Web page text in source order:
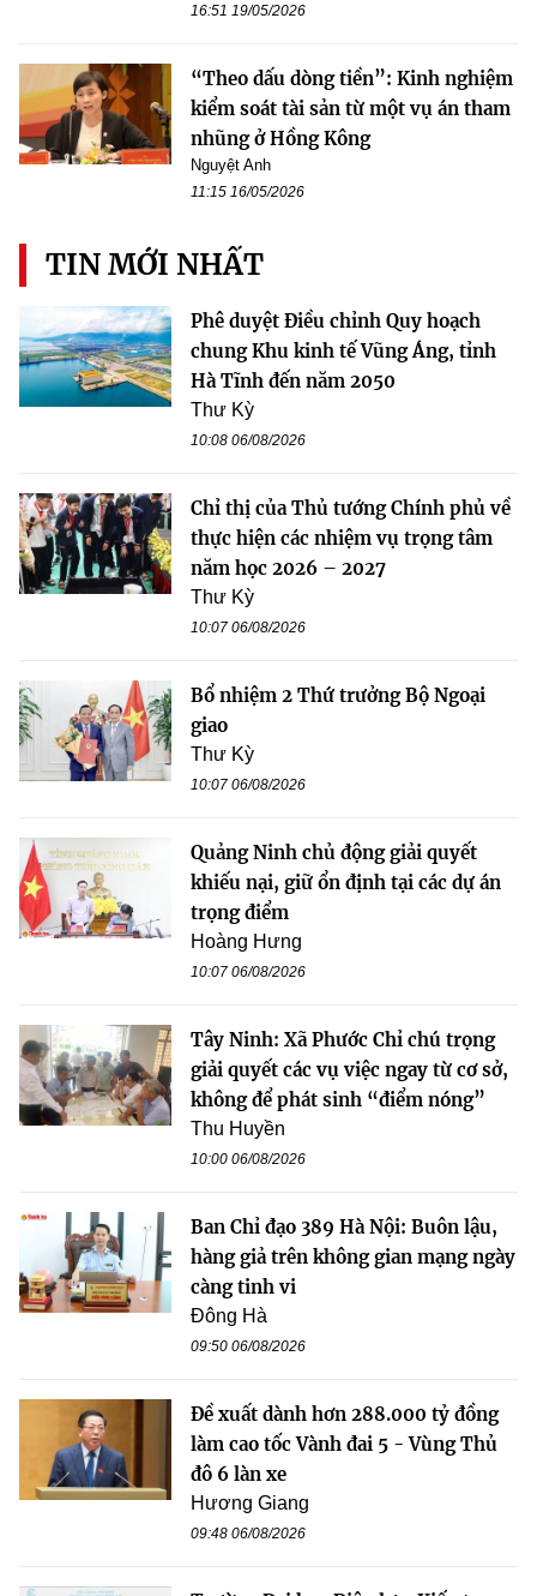
16:51 19/05/2026
“Theo dấu dòng tiền”: Kinh nghiệm
kiểm soát tài sản từ một vụ án tham
nhũng ở Hồng Kông
Nguyệt Anh
11:15 16/05/2026
TIN MỚI NHẤT
Phê duyệt Điều chỉnh Quy hoạch
chung Khu kinh tế Vũng Áng, tỉnh
Hà Tĩnh đến năm 2050
Thư Kỳ
10:08 06/08/2026
Chỉ thị của Thủ tướng Chính phủ về
thực hiện các nhiệm vụ trọng tâm
năm học 2026 – 2027
Thư Kỳ
10:07 06/08/2026
Bổ nhiệm 2 Thứ trưởng Bộ Ngoại
giao
Thư Kỳ
10:07 06/08/2026
Quảng Ninh chủ động giải quyết
khiếu nại, giữ ổn định tại các dự án
trọng điểm
Hoàng Hưng
10:07 06/08/2026
Tây Ninh: Xã Phước Chỉ chú trọng
giải quyết các vụ việc ngay từ cơ sở,
không để phát sinh “điểm nóng”
Thu Huyền
10:00 06/08/2026
Ban Chỉ đạo 389 Hà Nội: Buôn lậu,
hàng giả trên không gian mạng ngày
càng tinh vi
Đông Hà
09:50 06/08/2026
Đề xuất dành hơn 288.000 tỷ đồng
làm cao tốc Vành đai 5 - Vùng Thủ
đô 6 làn xe
Hương Giang
09:48 06/08/2026